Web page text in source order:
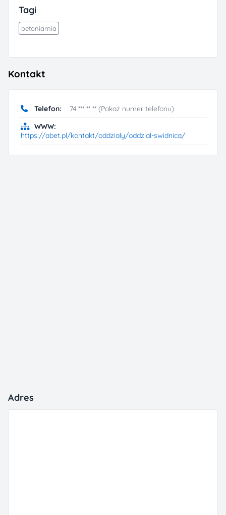
Tagi
betoniarnia
Kontakt
Telefon:
74 *** ** ** (Pokaż numer telefonu)
WWW:
https://abet.pl/kontakt/oddzialy/oddzial-swidnica/
Adres